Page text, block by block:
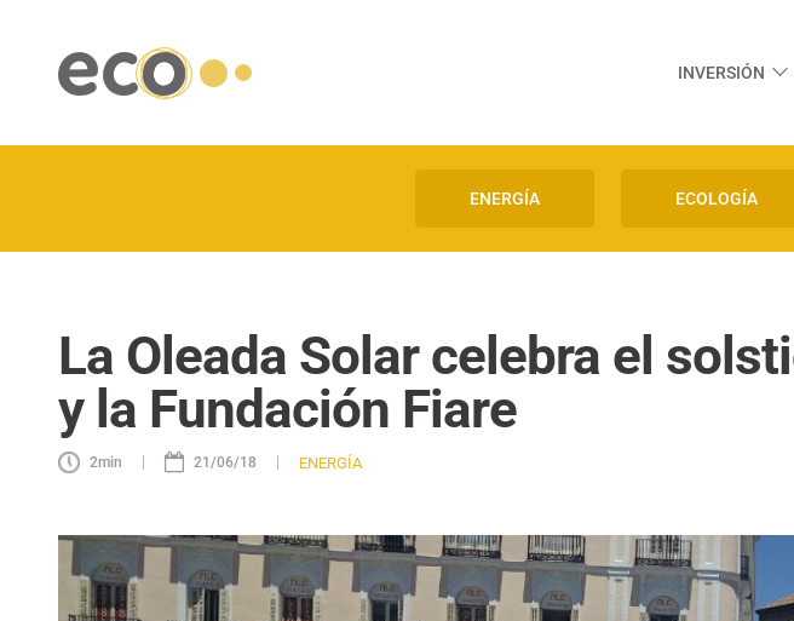
INVERSIÓN
ENERGÍA ECOLOGÍA
La Oleada Solar celebra el
y la Fundación Fiare
2min | 21/06/18 | ENERGÍA